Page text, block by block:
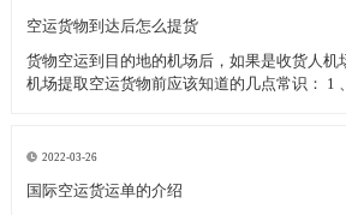
空运货物到达后怎么提货
货物空运到目的地的机场后，如果是收货人机
机场提取空运货物前应该知道的几点常识： 1 、收货人凭本人身份证或
代为2022-03-26
​国际空运货运单的介绍